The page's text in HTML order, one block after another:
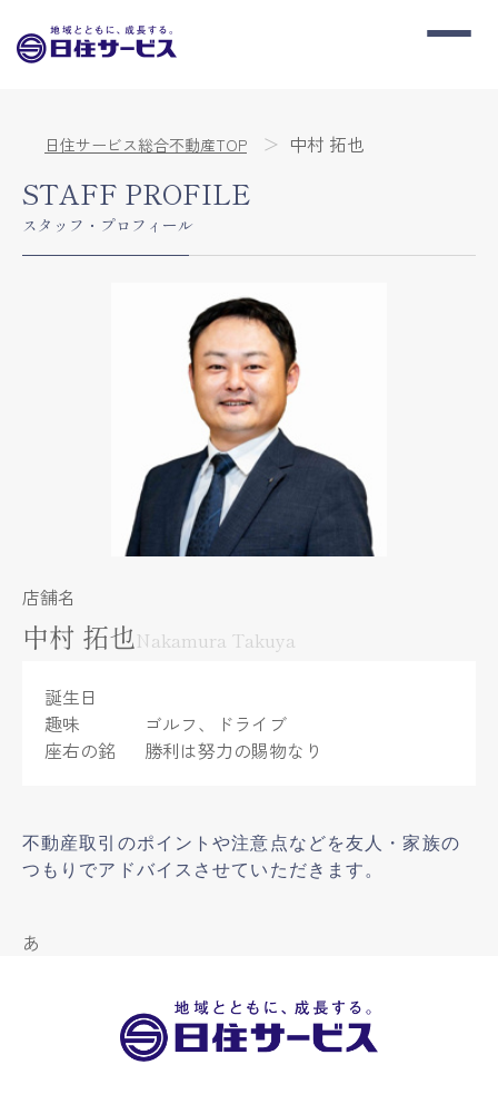
日住サービス総合不動産TOP 中村 拓也
STAFF PROFILE
スタッフ・プロフィール
店舗名
中村 拓也Nakamura Takuya
誕生日
趣味
ゴルフ、ドライブ
座右の銘
勝利は努力の賜物なり
不動産取引のポイントや注意点などを友人・家族の
つもりでアドバイスさせていただきます。
あ